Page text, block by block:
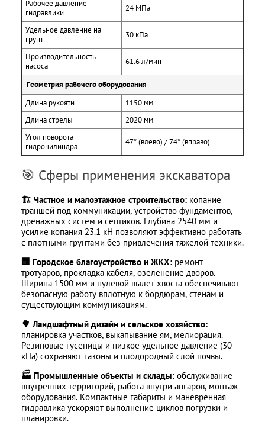
Рабочее давление
гидравлики
24 МПа
Удельное давление на
грунт
30 кПа
Производительность
насоса
61.6 л/мин
Геометрия рабочего оборудования
Длина рукояти
1150 мм
Длина стрелы
2020 мм
Угол поворота
гидроцилиндра
47° (влево) / 74° (вправо)
🎯 Сферы применения экскаватора
🏗️ Частное и малоэтажное строительство: копание
траншей под коммуникации, устройство фундаментов,
дренажных систем и септиков. Глубина 2540 мм и
усилие копания 23.1 кН позволяют эффективно работать
с плотными грунтами без привлечения тяжелой техники.
🏢 Городское благоустройство и ЖКХ: ремонт
тротуаров, прокладка кабеля, озеленение дворов.
Ширина 1500 мм и нулевой вылет хвоста обеспечивают
безопасную работу вплотную к бордюрам, стенам и
существующим коммуникациям.
🌳 Ландшафтный дизайн и сельское хозяйство:
планировка участков, выкапывание ям, мелиорация.
Резиновые гусеницы и низкое удельное давление (30
кПа) сохраняют газоны и плодородный слой почвы.
🏭 Промышленные объекты и склады: обслуживание
внутренних территорий, работа внутри ангаров, монтаж
оборудования. Компактные габариты и маневренная
гидравлика ускоряют выполнение циклов погрузки и
планировки.